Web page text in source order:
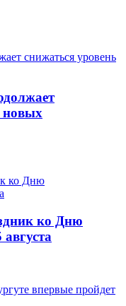
новых
ко Дню